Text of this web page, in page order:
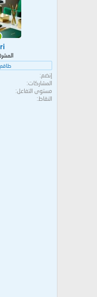
طاقم
إنضم
المشاركات
مستوى التفاعل
النقاط